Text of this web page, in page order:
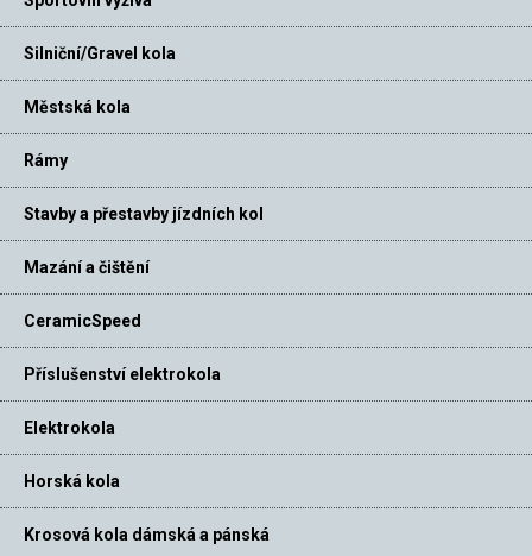
Silniční/Gravel kola
Městská kola
Rámy
Stavby a přestavby jízdních kol
Mazání a čištění
CeramicSpeed
Příslušenství elektrokola
Elektrokola
Horská kola
Krosová kola dámská a pánská